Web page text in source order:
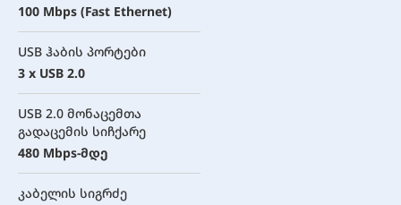
100 Mbps (Fast Ethernet)
USB ჰაბის პორტები
3 x USB 2.0
USB 2.0 მონაცემთა
გადაცემის სიჩქარე
480 Mbps-მდე
კაბელის სიგრძე